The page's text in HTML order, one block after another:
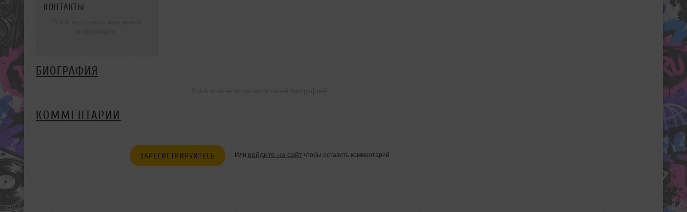
КОНТАКТЫ
БИОГРАФИЯ
КОММЕНТАРИИ
ЗАРЕГИСТРИРУЙТЕСЬ Или войдите на сайтчтобы оставить комментарий